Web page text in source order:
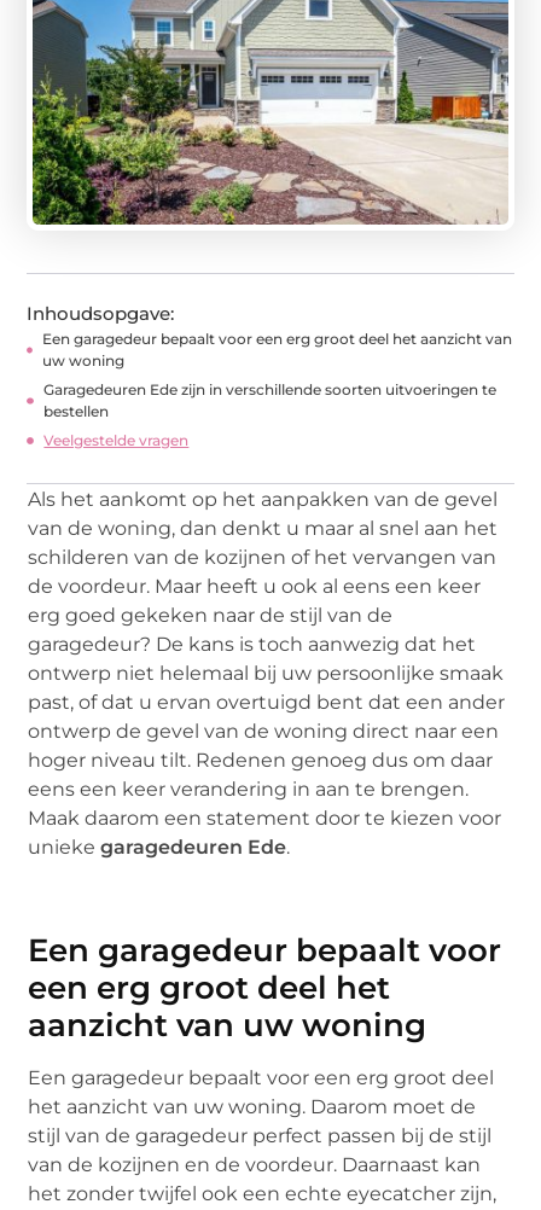
Inhoudsopgave:
Een garagedeur bepaalt voor een erg groot deel het aanzicht van
uw woning
Garagedeuren Ede zijn in verschillende soorten uitvoeringen te
bestellen
Veelgestelde vragen
Als het aankomt op het aanpakken van de gevel
van de woning, dan denkt u maar al snel aan het
schilderen van de kozijnen of het vervangen van
de voordeur. Maar heeft u ook al eens een keer
erg goed gekeken naar de stijl van de
garagedeur? De kans is toch aanwezig dat het
ontwerp niet helemaal bij uw persoonlijke smaak
past, of dat u ervan overtuigd bent dat een ander
ontwerp de gevel van de woning direct naar een
hoger niveau tilt. Redenen genoeg dus om daar
eens een keer verandering in aan te brengen.
Maak daarom een statement door te kiezen voor
uniekegaragedeuren Ede.
Een garagedeur bepaalt voor
een erg groot deel het
aanzicht van uw woning
Een garagedeur bepaalt voor een erg groot deel
het aanzicht van uw woning. Daarom moet de
stijl van de garagedeur perfect passen bij de stijl
van de kozijnen en de voordeur. Daarnaast kan
het zonder twijfel ook een echte eyecatcher zijn,